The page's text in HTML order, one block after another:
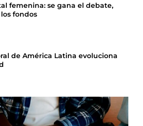
femenina: se gana el debate,
fondos
de América Latina evoluciona